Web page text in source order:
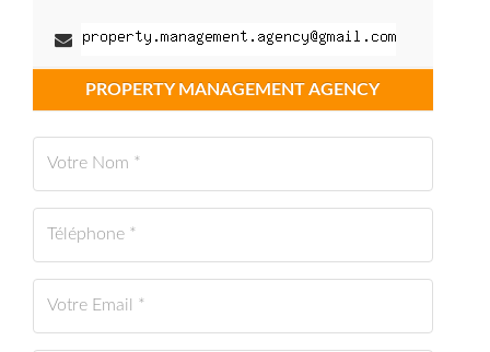
PROPERTY MANAGEMENT AGENCY